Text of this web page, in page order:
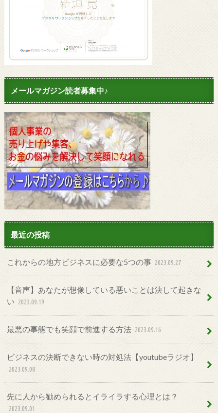
メールマガジン読者募集中♪
最近の投稿
これからの地方ビジネスに必要な5つの事 2023.09.27
【音声】あなたが想像している悪いことは決して起きな
い 2023.09.19
最悪の事態でも笑顔で前進する方法 2023.09.16
ビジネスの決断できない時の対処法【youtubeラジオ】
2023.09.08
先に人から勧められるとイライラする心理とは？
2023.09.01